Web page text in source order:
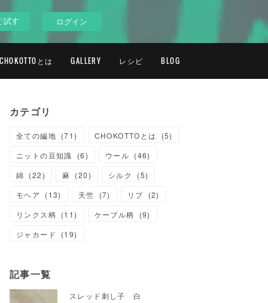
試す ログイン
CHOKOTTOとは GALLERY レシピ BLOG
カテゴリ
全ての編地 (71) CHOKOTTOとは (5)
ニットの豆知識
(6) ウール (46)
綿 (22) 麻 (20) シルク (5)
モヘア
(13) 天竺 (7) リブ (2)
リンクス柄 (11) ケーブル柄 (9)
ジャカード
(19)
記事一覧
スレッド刺し子 白